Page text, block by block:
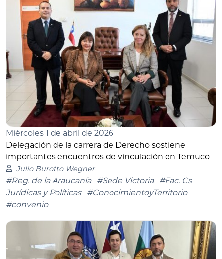
Miércoles 1 de abril de 2026
Delegación de la carrera de Derecho sostiene
importantes encuentros de vinculación en Temuco
Julio Burotto Wegner
#Reg. de la Araucanía #Sede Victoria
#Fac. Cs
Jurídicas y Políticas
#ConocimientoyTerritorio
#convenio